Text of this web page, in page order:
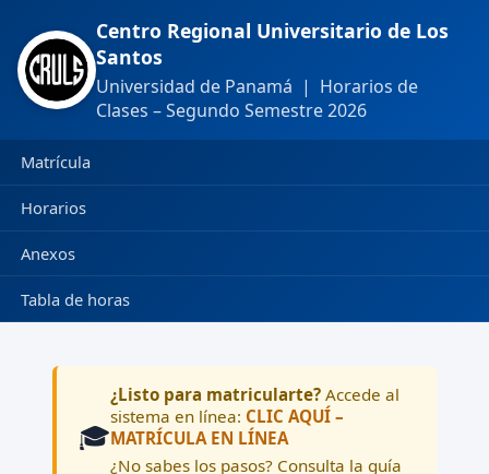
Centro Regional Universitario de Los
Santos
Universidad de Panamá | Horarios de
Clases – Segundo Semestre 2026
Matrícula
Horarios
Anexos
Tabla de horas
🎓
¿Listo para matricularte? Accede al
sistema en línea: CLIC AQUÍ –
MATRÍCULA EN LÍNEA
¿No sabes los pasos? Consulta la guía